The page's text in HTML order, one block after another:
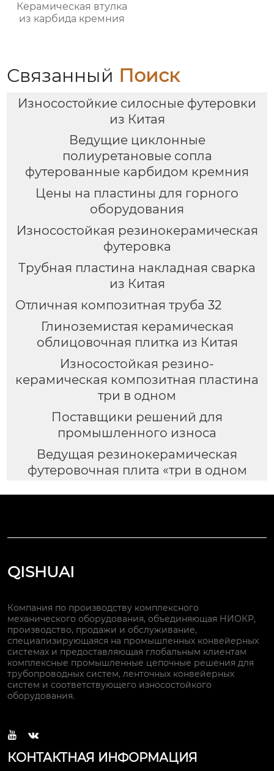
Керамическая втулка
из карбида кремния
Связанный Поиск
Износостойкие силосные футеровки
из Китая
Ведущие циклонные
полиуретановые сопла
футерованные карбидом кремния
Цены на пластины для горного
оборудования
Износостойкая резинокерамическая
футеровка
Трубная пластина накладная сварка
из Китая
Отличная композитная труба 32
Глиноземистая керамическая
облицовочная плитка из Китая
Износостойкая резино-
керамическая композитная пластина
три в одном
Поставщики решений для
промышленного износа
Ведущая резинокерамическая
футеровочная плита «три в одном
QISHUAI
Компания по производству комплексного
механического оборудования, объединяющая НИОКР,
производство, продажи и обслуживание,
специализирующаяся на промышленных конвейерных
системах и предоставляющая глобальным клиентам
комплексные промышленные цепочные решения для
трубопроводных систем, ленточных конвейерных
систем и соответствующего износостойкого
оборудования.
 
КОНТАКТНАЯ ИНФОРМАЦИЯ